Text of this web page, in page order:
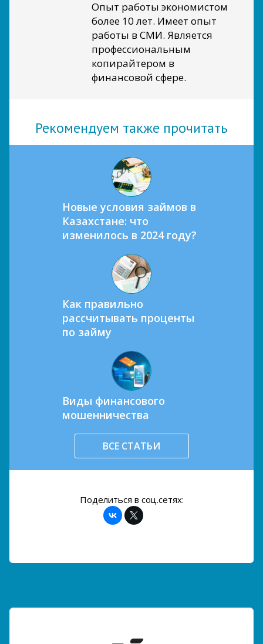
Опыт работы экономистом
более 10 лет. Имеет опыт
работы в СМИ. Является
профессиональным
копирайтером в
финансовой сфере.
Рекомендуем также прочитать
Новые условия займов в
Казахстане: что
изменилось в 2024 году?
Как правильно
рассчитывать проценты
по займу
Виды финансового
мошенничества
ВСЕ СТАТЬИ
Поделиться в соц.сетях: